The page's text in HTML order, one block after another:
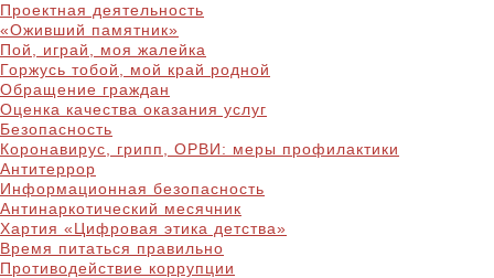
Проектная деятельность
«Оживший памятник»
Пой, играй, моя жалейка
Горжусь тобой, мой край родной
Обращение граждан
Оценка качества оказания услуг
Безопасность
Коронавирус, грипп, ОРВИ: меры профилактики
Антитеррор
Информационная безопасность
Антинаркотический месячник
Хартия «Цифровая этика детства»
Время питаться правильно
Противодействие коррупции